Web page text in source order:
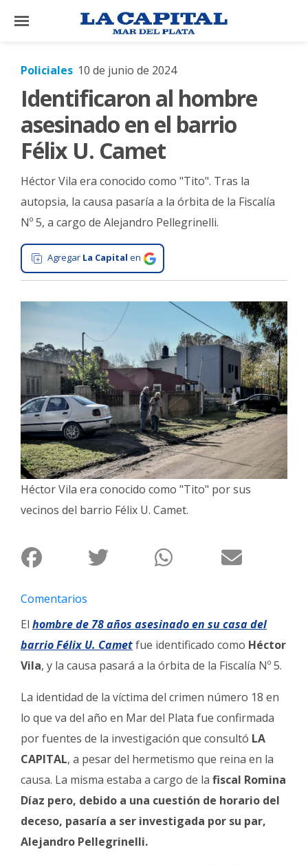
×
El
El
Mundo
La
Zona
Cultura
Tecnología
Gastronomía
Salud
General
La
Ciudad
Deportes
Arte
y
Espectáculos
Policiales
Cartelera
de
Familia
Clasificados
Fúnebres
Policiales 10 de junio de 2024
Identificaron al hombre
asesinado en el barrio
Félix U. Camet
Héctor Vila era conocido como "Tito". Tras la
autopsia, la causa pasaría a la órbita de la Fiscalía
Nº 5, a cargo de Alejandro Pellegrinelli.
Agregar La Capital en
Héctor Vila era conocido como "Tito" por sus
vecinos del barrio Félix U. Camet.
Comentarios
El hombre de 78 años asesinado en su casa del
barrio Félix U. Cametfue identificado como Héctor
Vila, y la causa pasará a la órbita de la Fiscalía Nº 5.
La identidad de la víctima del crimen número 18 en
lo que va del año en Mar del Plata fue confirmada
por fuentes de la investigación que consultó LA
CAPITAL, a pesar del hermetismo que reina en la
causa. La misma estaba a cargo de la fiscal Romina
Díaz pero, debido a una cuestión de horario del
deceso, pasaría a ser investigada por su par,
Alejandro Pellegrinelli.